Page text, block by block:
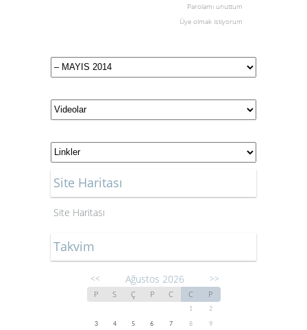
Parolamı unuttum
Üye olmak istiyorum
Site Haritası
Site Haritası
Takvim
<< Ağustos 2026 >>
P S Ç P C C P
1
2
3
4 5 6 7 8
9